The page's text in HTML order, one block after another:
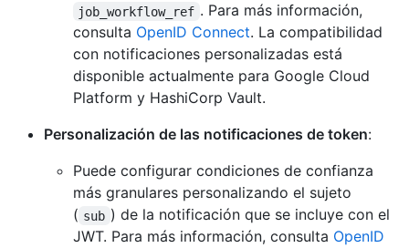
job_workflow_ref . Para más información,
consulta OpenID Connect. La compatibilidad
con notificaciones personalizadas está
disponible actualmente para Google Cloud
Platform y HashiCorp Vault.
Personalización de las notificaciones de token:
Puede configurar condiciones de confianza
más granulares personalizando el sujeto
( sub ) de la notificación que se incluye con el
JWT. Para más información, consulta OpenID